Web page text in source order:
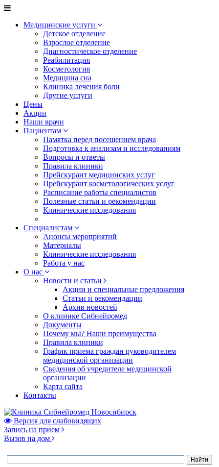
Медицинские услуги
Детское отделение
Взрослое отделение
Диагностическое отделение
Реабилитация
Косметология
Медицина сна
Клиника лечения боли
Другие услуги
Цены
Акции
Наши врачи
Пациентам
Памятка перед посещением врача
Подготовка к анализам и исследованиям
Вопросы и ответы
Правила клиники
Прейскурант медицинских услуг
Прейскурант косметологических услуг
Расписание работы специалистов
Полезные статьи и рекомендации
Клинические исследования
Специалистам
Анонсы мероприятий
Материалы
Клинические исследования
Работа у нас
О нас
Новости и статьи
Акции и специальные предложения
Статьи и рекомендации
Архив новостей
О клинике Сибнейромед
Документы
Почему мы? Наши преимущества
Правила клиники
График приема граждан руководителем
медицинской организации
Сведения об учредителе медицинской
организации
Карта сайта
Контакты
Версия для слабовидящих
Запись на прием
Вызов на дом